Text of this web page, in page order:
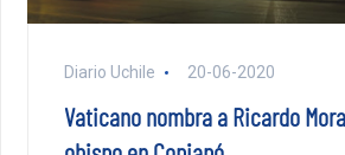
Diario Uchile 20-06-2020
Vaticano nombra a Ricardo